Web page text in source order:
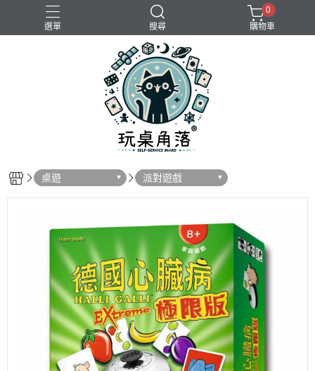
選單 搜尋
0
購物車
桌遊 派對遊戲